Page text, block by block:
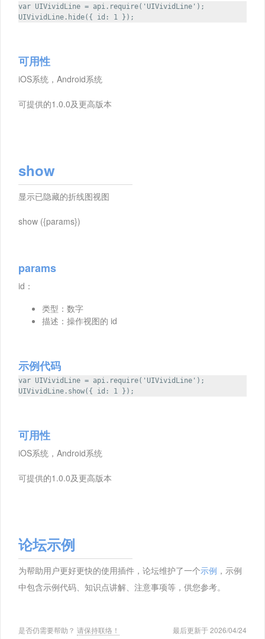
var UIVividLine = api.require('UIVividLine');
UIVividLine.hide({ id: 1 });
可用性
iOS系统，Android系统
可提供的1.0.0及更高版本
show
显示已隐藏的折线图视图
show ({params})
params
id：
类型：数字
描述：操作视图的 id
示例代码
var UIVividLine = api.require('UIVividLine');
UIVividLine.show({ id: 1 });
可用性
iOS系统，Android系统
可提供的1.0.0及更高版本
论坛示例
为帮助用户更好更快的使用插件，论坛维护了一个示例 ，示例
中包含示例代码、知识点讲解、注意事项等，供您参考。
是否仍需要帮助？ 请保持联络！ 最后更新于 2026/04/24